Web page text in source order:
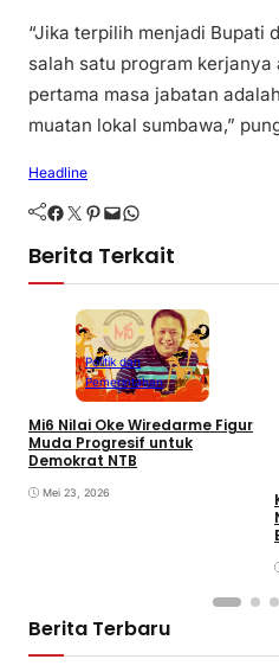
“Jika terpilih menjadi Bupati
salah satu program kerjanya
pertama masa jabatan
muatan lokal sumbawa,”
Headline
Facebook Twitter Pinterest Mail WhatsApp
Berita Terkait
Politik dan
Pemerintahan
Mi6 Nilai Oke Wiredarme Figur
Muda Progresif untuk
Demokrat NTB
Mei 23, 2026
Berita Terbaru